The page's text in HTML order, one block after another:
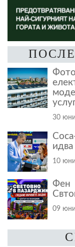
30
10
Фен
09